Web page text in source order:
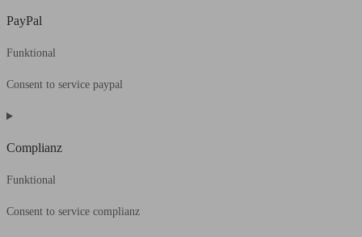
PayPal
Funktional
Consent to service paypal
Complianz
Funktional
Consent to service complianz